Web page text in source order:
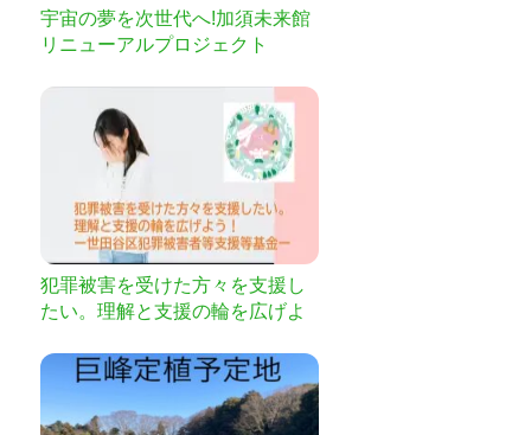
宇宙の夢を次世代へ!加須未来館
リニューアルプロジェクト
犯罪被害を受けた方々を支援し
たい。理解と支援の輪を広げよ